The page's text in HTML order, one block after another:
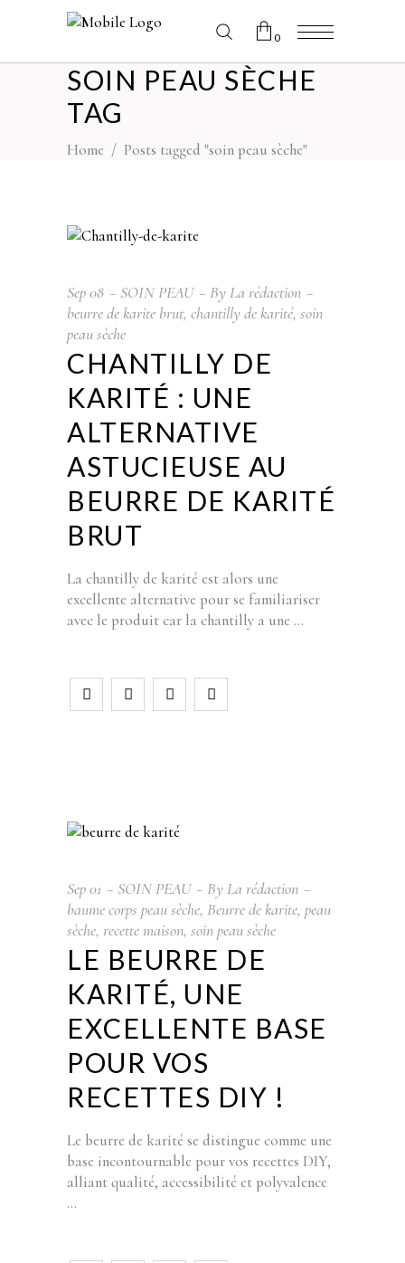
0
No products in the cart.
SOIN PEAU SÈCHE
TAG
Home / Posts tagged "soin peau sèche"
Sep08 SOIN PEAU By La rédaction
beurre de karite brut, chantilly de karité, soin
peau sèche
CHANTILLY DE
KARITÉ : UNE
ALTERNATIVE
ASTUCIEUSE AU
BEURRE DE KARITÉ
BRUT
La chantilly de karité est alors une
excellente alternative pour se familiariser
avec le produit car la chantilly a une
Sep01 SOIN PEAU By La rédaction
baume corps peau sèche, Beurre de karite, peau
sèche, recette maison, soin peau sèche
LE BEURRE DE
KARITÉ, UNE
EXCELLENTE BASE
POUR VOS
RECETTES DIY !
Le beurre de karité se distingue comme une
base incontournable pour vos recettes DIY,
alliant qualité, accessibilité et polyvalence